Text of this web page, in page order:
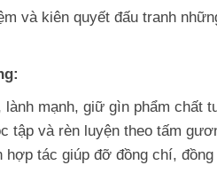
và kiên quyết đấu tranh
lành mạnh, giữ gìn phẩm
tập và rèn luyện theo tấm
tác giúp đỡ đồng chí, đồng